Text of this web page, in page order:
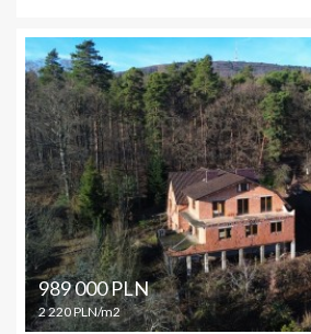
989 000 PLN
2 220 PLN/m2